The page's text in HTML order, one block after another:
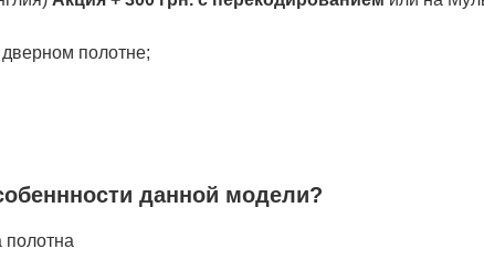
полотне;
данной модели?
полотна